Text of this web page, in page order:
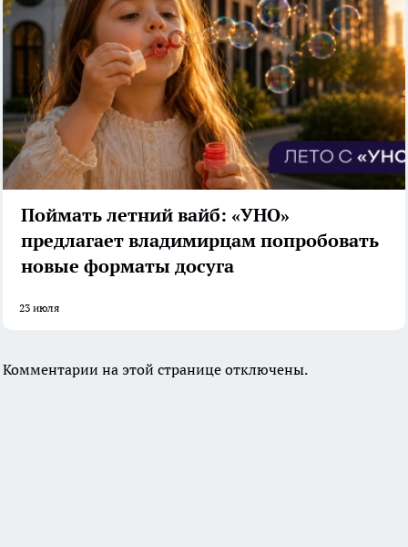
Поймать летний вайб: «УНО»
предлагает владимирцам попробовать
новые форматы досуга
23 июля
Комментарии на этой странице отключены.